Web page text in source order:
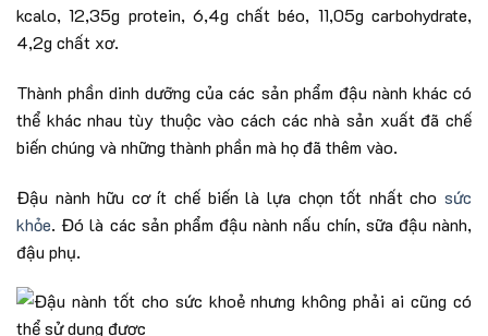
kcalo, 12,35g protein, 6,4g chất béo, 11,05g carbohydrate,
4,2g chất xơ.
Thành phần dinh dưỡng của các sản phẩm đậu nành khác có
thể khác nhau tùy thuộc vào cách các nhà sản xuất đã chế
biến chúng và những thành phần mà họ đã thêm vào.
Đậu nành hữu cơ ít chế biến là lựa chọn tốt nhất cho sức
khỏe. Đó là các sản phẩm đậu nành nấu chín, sữa đậu nành,
đậu phụ.